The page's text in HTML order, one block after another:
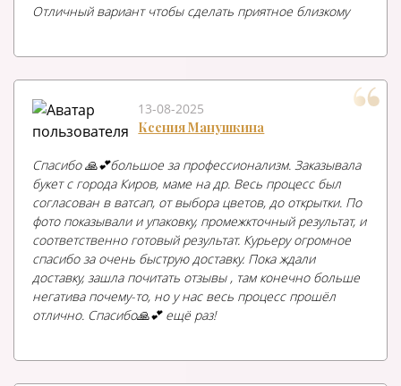
Отличный вариант чтобы сделать приятное близкому
13-08-2025
Ксения Манушкина
Спасибо 🙏💕большое за профессионализм. Заказывала
букет с города Киров, маме на др. Весь процесс был
согласован в ватсап, от выбора цветов, до открытки. По
фото показывали и упаковку, промежкточный результат, и
соответственно готовый результат. Курьеру огромное
спасибо за очень быструю доставку. Пока ждали
доставку, зашла почитать отзывы , там конечно больше
негатива почему-то, но у нас весь процесс прошёл
отлично. Спасибо🙏💕 ещё раз!